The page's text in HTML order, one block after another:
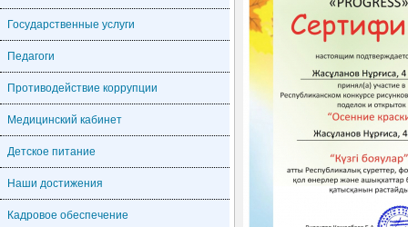
Государственные услуги
Педагоги
Противодействие коррупции
Медицинский кабинет
Детское питание
Наши достижения
Кадровое обеспечение